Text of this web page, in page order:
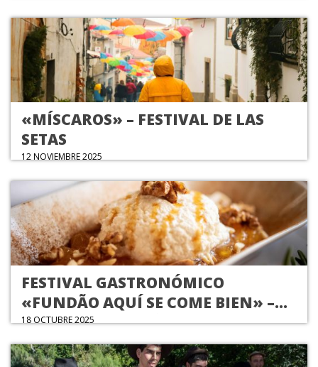
«MÍSCAROS» – FESTIVAL DE LAS
SETAS
12 NOVIEMBRE 2025
FESTIVAL GASTRONÓMICO
«FUNDÃO AQUÍ SE COME BIEN» –
SABORES DE OTOÑO
18 OCTUBRE 2025